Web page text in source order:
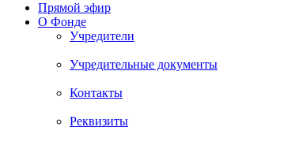
Прямой эфир
О Фонде
Учредители
Учредительные документы
Контакты
Реквизиты